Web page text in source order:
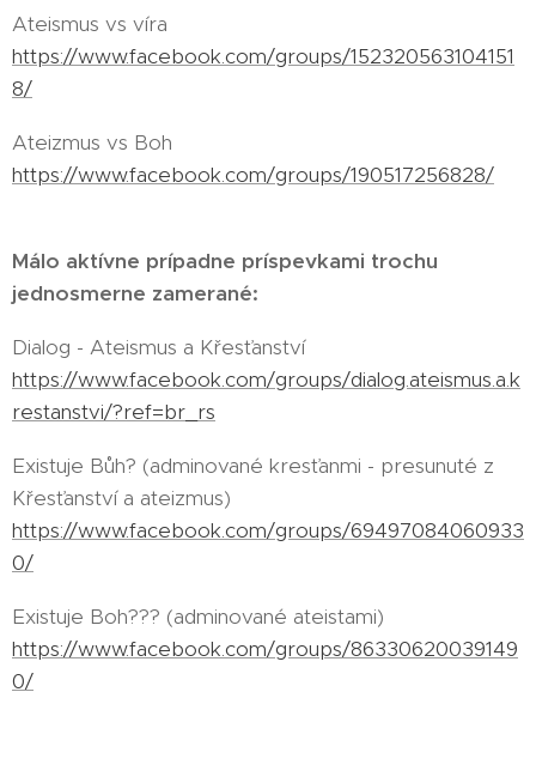
Ateismus vs víra
https://www.facebook.com/groups/152320563104151
8/
Ateizmus vs Boh
https://www.facebook.com/groups/190517256828/
Málo aktívne prípadne príspevkami trochu
jednosmerne zamerané:
Dialog - Ateismus a Křesťanství
https://www.facebook.com/groups/dialog.ateismus.a.k
restanstvi/?ref=br_rs
Existuje Bůh? (adminované kresťanmi - presunuté z
Křesťanství a ateizmus)
https://www.facebook.com/groups/69497084060933
0/
Existuje Boh??? (adminované ateistami)
https://www.facebook.com/groups/86330620039149
0/